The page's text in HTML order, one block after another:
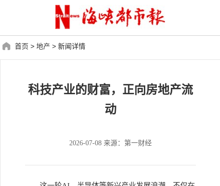
首页 > 地产 > 新闻详情
科技产业的财富，正向房地产流
动
2026-07-08 来源：第一财经